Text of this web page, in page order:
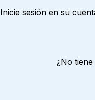
Inicie sesión en su
¿No